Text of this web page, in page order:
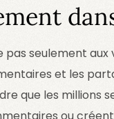
pas seulement
et les
que les millions
ou